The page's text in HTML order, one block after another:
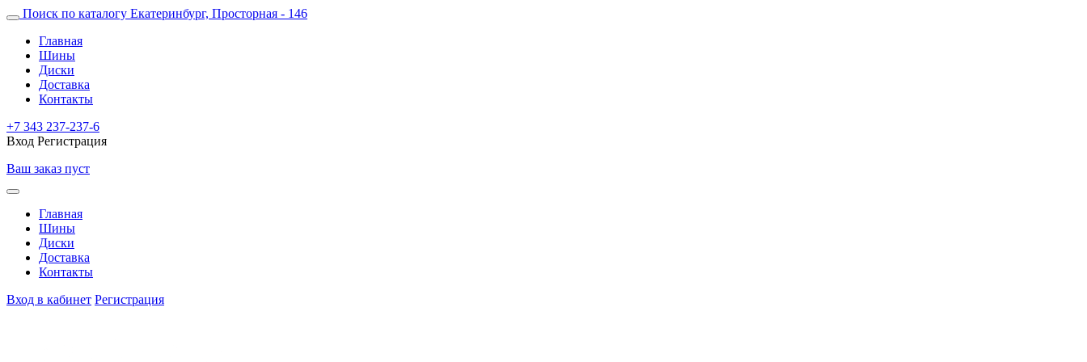
Поиск по каталогу Екатеринбург, Просторная - 146
Главная
Шины
Диски
Доставка
Контакты
+7 343 237-237-6
Вход Регистрация
Ваш заказ пуст
Главная
Шины
Диски
Доставка
Контакты
Вход в кабинет Регистрация